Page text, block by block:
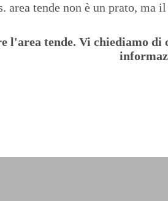
area tende non è un prato,
l'area tende. Vi chiediamo